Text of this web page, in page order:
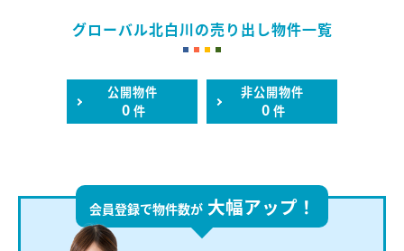
グローバル北白川の売り出し物件一覧
公開物件
0 件
非公開物件
0 件
会員登録で物件数が 大幅アップ！